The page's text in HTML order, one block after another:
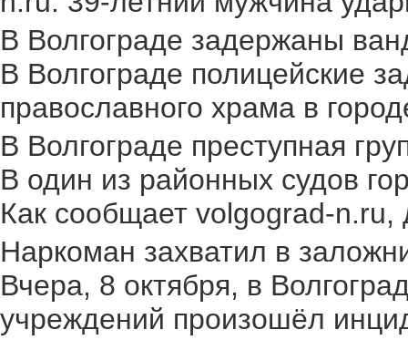
В Волгограде задержаны
В Волгограде полицейские
православного храма в
В Волгограде преступная
В один из районных судов
Как сообщает volgograd-
Наркоман захватил в
Вчера, 8 октября, в
учреждений произошёл